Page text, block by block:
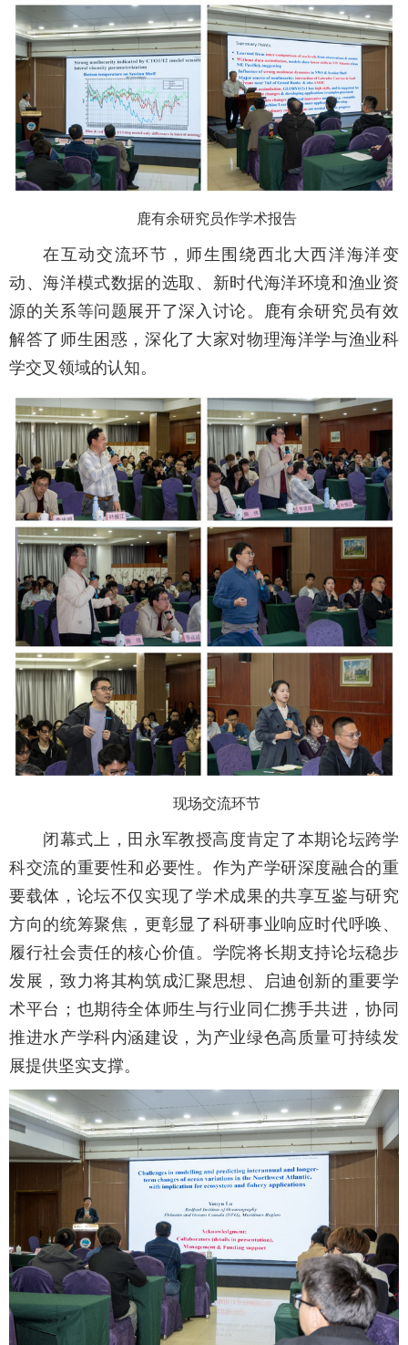
鹿有余研究员作学术报告
在互动交流环节，师生围绕西北大西洋海洋变
动、海洋模式数据的选取、新时代海洋环境和渔业资
源的关系等问题展开了深入讨论。鹿有余研究员有效
解答了师生困惑，深化了大家对物理海洋学与渔业科
学交叉领域的认知。
现场交流环节
闭幕式上，田永军教授高度肯定了本期论坛跨学
科交流的重要性和必要性。作为产学研深度融合的重
要载体，论坛不仅实现了学术成果的共享互鉴与研究
方向的统筹聚焦，更彰显了科研事业响应时代呼唤、
履行社会责任的核心价值。学院将长期支持论坛稳步
发展，致力将其构筑成汇聚思想、启迪创新的重要学
术平台；也期待全体师生与行业同仁携手共进，协同
推进水产学科内涵建设，为产业绿色高质量可持续发
展提供坚实支撑。